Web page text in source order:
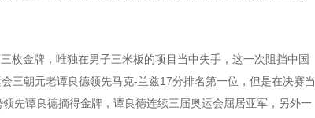
金牌，唯独在男子三米板的项目当中失手，这一次阻挡中国
三朝元老谭良德领先马克-兰兹17分排名第一位，但是在决赛当
先谭良德摘得金牌，谭良德连续三届奥运会屈居亚军，另外一